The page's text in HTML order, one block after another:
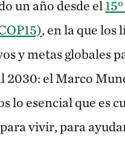
un año desde el
, en la que los
y metas globales
2030: el Marco
lo esencial que es
vivir, para